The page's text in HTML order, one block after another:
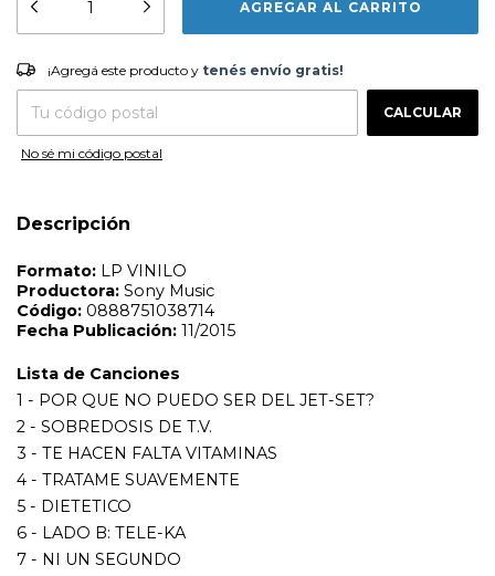
¡Agregá este producto ytenés envío gratis!
CAMBIAR CP
¡Agregá este producto y tenés envío gratis!
CALCULAR
No sé mi código postal
Descripción
Código:0888751038714
Fecha Publicación:11/2015
Lista de Canciones
1 - POR QUE NO PUEDO SER DEL JET-SET?
4 - TRATAME SUAVEMENTE
5 - DIETETICO
7 - NI UN SEGUNDO
8 - UN MISIL EN MI PLACARD
9 - EL TIEMPO ES DINERO
11 - MI NOVIA TIENE BICEPS